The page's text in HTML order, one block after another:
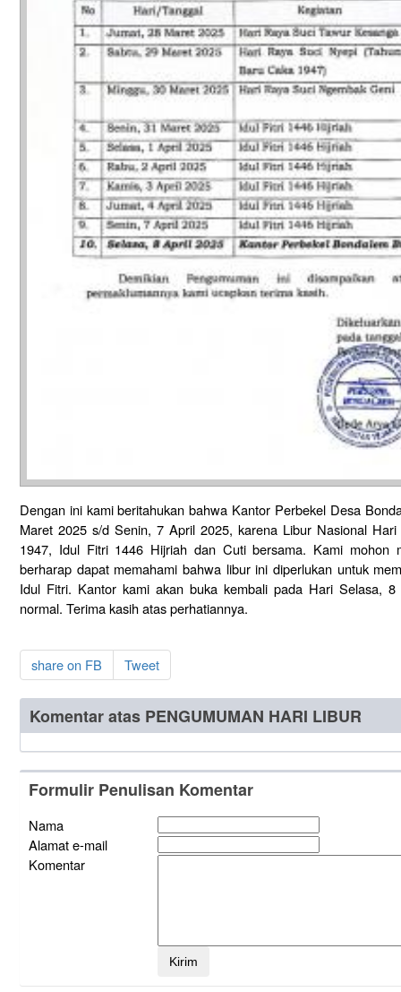
Dengan ini kami beritahukan bahwa Kantor Perbekel Desa
Maret 2025 s/d Senin, 7 April 2025, karena Libur Nasional
1947, Idul Fitri 1446 Hijriah dan Cuti bersama. Kami mohon
berharap dapat memahami bahwa libur ini diperlukan untuk
Idul Fitri. Kantor kami akan buka kembali pada Hari Selasa,
normal. Terima kasih atas perhatiannya.
share on FB Tweet
Komentar atas PENGUMUMAN HARI LIBUR
Formulir Penulisan Komentar
Nama
Alamat e-mail
Komentar